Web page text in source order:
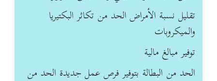
تقليل نسبة الأمراض الحد من تكاثر البكتيريا
والميكروبات
توفير مبالغ مالية
الحد من البطالة بتوفير فرص عمل جديدة الحد من